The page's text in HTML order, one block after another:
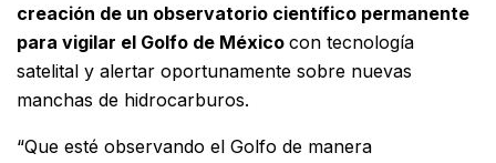
creación de un observatorio científico permanente
para vigilar el Golfo de México con tecnología
satelital y alertar oportunamente sobre nuevas
manchas de hidrocarburos.
“Que esté observando el Golfo de manera